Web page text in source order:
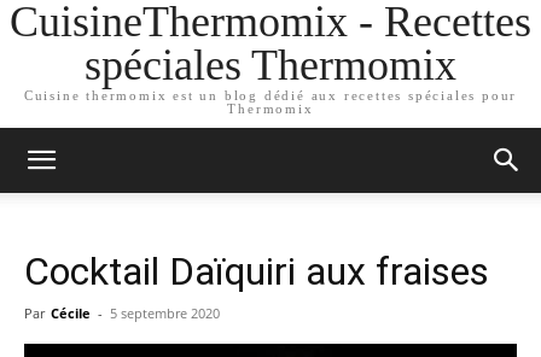
CuisineThermomix - Recettes
spéciales Thermomix
Cuisine thermomix est un blog dédié aux recettes spéciales pour
Thermomix
Cocktail Daïquiri aux fraises
Par Cécile - 5 septembre 2020